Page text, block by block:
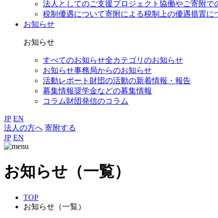
法人としてのご支援プロジェクト協働やご寄附で
税制優遇について寄附による税制上の優遇措置に
お知らせ
お知らせ
すべてのお知らせ全カテゴリのお知らせ
お知らせ事務局からのお知らせ
活動レポート 財団の活動の新着情報・報告
募集情報奨学金などの募集情報
コラム財団発信のコラム
JP EN
法人の方へ 寄附する
JP EN
お知らせ（一覧）
TOP
お知らせ（一覧）